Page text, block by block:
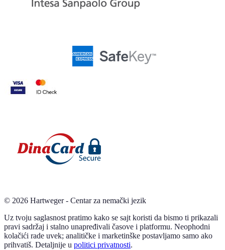
© 2026 Hartweger - Centar za nemački jezik
Uz tvoju saglasnost pratimo kako se sajt koristi da bismo ti prikazali
pravi sadržaj i stalno unapređivali časove i platformu. Neophodni
kolačići rade uvek; analitičke i marketinške postavljamo samo ako
prihvatiš. Detaljnije u politici privatnosti.